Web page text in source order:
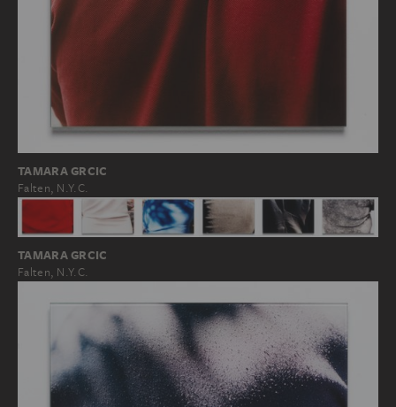
TAMARA GRCIC
Falten, N.Y.C.
TAMARA GRCIC
Falten, N.Y.C.